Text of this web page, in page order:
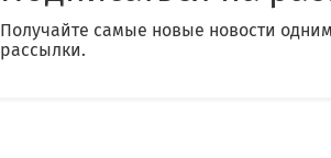
Получайте самые новые новости
рассылки.